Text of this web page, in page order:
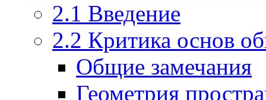
2.1 Введение
2.2 Критика основ
Общие замечания
Геометрия